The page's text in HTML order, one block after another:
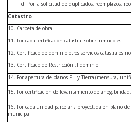
Por la solicitud de duplicados, reemplazos,
Catastro
10. Carpeta de obra:
11. Por cada certificación catastral sobre inmuebles:
12. Certificado de dominio otros servicios catastrales
13. Certificado de Restricción al dominio.
14. Por apertura de planos PH y Tierra (mensura,
15. Por certificación de levantamiento de
16. Por cada unidad parcelaria proyectada en plano
municipal